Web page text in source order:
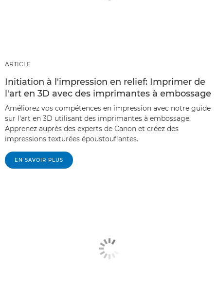
ARTICLE
Initiation à l'impression en relief: Imprimer de
l'art en 3D avec des imprimantes à embossage
Améliorez vos compétences en impression avec notre guide
sur l'art en 3D utilisant des imprimantes à embossage.
Apprenez auprès des experts de Canon et créez des
impressions texturées époustouflantes.
EN SAVOIR PLUS